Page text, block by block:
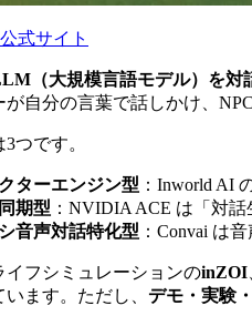
式サイト
（大規模言語モデル）を対
自分の言葉で話しかけ、
つです。
ターエンジン型 ：Inworld AI
期型 ：NVIDIA ACE は「対
音声対話特化型 ：Convai は
イフシミュレーションのinZOI
ます。ただし、 デモ・実験